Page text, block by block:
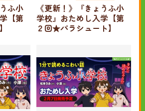
ふ小
【第
《更新！》『きょうふ小
学校』おためし入学【第
２回★パラシュート】